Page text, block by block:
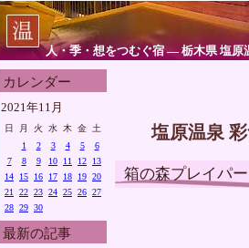
人・季・想をつむぐ宿 ― 栃木県 塩原
カレンダー
2021年11月
日 月 火 水 木 金
土
1
2 3 4 5
6
7
8 9 10 11 12
13
14
15 16 17 18 19 20
21
22 23 24 25 26 27
28 29 30
最新の記事
塩原温泉
箱の森プレイパ